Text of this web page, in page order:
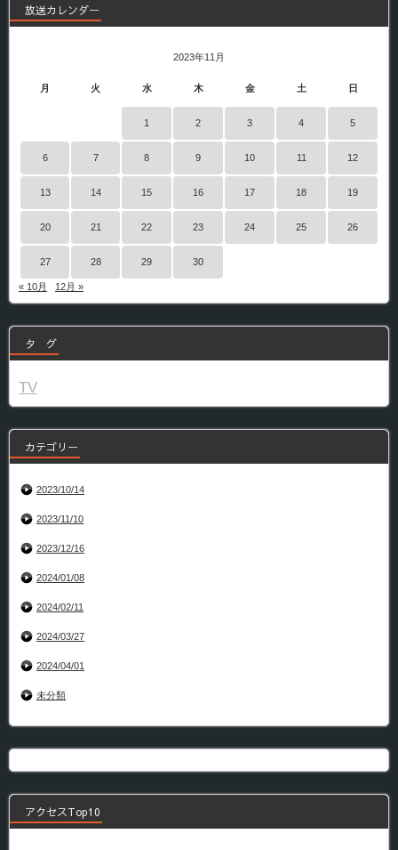
放送カレンダー
2023年11月
月 火 水 木 金 土 日
1 2 3 4 5
6 7 8 9 10 11 12
13 14 15 16 17 18 19
20 21 22 23 24 25 26
27 28 29 30
« 10月 12月 »
タ グ
TV
カテゴリー
2023/10/14
2023/11/10
2023/12/16
2024/01/08
2024/02/11
2024/03/27
2024/04/01
未分類
アクセスTop10